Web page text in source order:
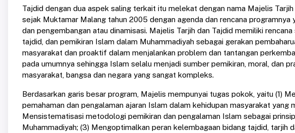
Tajdid dengan dua aspek saling terkait itu melekat dengan nama Majelis
sejak Muktamar Malang tahun 2005 dengan agenda dan rencana
dan pengembangan atau dinamisasi. Majelis Tarjih dan Tajdid memiliki
tajdid, dan pemikiran Islam dalam Muhammadiyah sebagai gerakan
masyarakat dan proaktif dalam menjalankan problem dan tantangan
pada umumnya sehingga Islam selalu menjadi sumber pemikiran, moral, dan
masyarakat, bangsa dan negara yang sangat kompleks.
Berdasarkan garis besar program, Majelis mempunyai tugas pokok, yaitu (1)
pemahaman dan pengalaman ajaran Islam dalam kehidupan masyarakat yang
Mensistematisasi metodologi pemikiran dan pengalaman Islam sebagai
Muhammadiyah; (3) Mengoptimalkan peran kelembagaan bidang tajdid, tarjih